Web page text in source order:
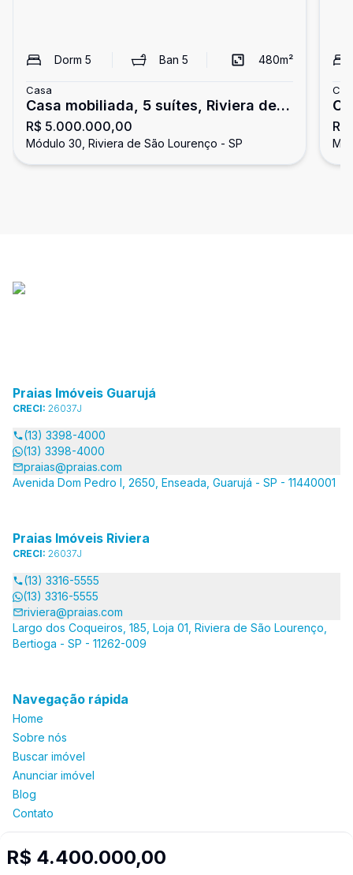
Dorm 5 Ban5 480m²
Casa
Casa mobiliada, 5 suítes, Riviera de
São Lourenço
R$ 5.000.000,00
Módulo 30, Riviera de São Lourenço - SP
R$ 4.400.000,00
Praias Imóveis Guarujá
CRECI: 26037J
(13) 3398-4000
(13) 3398-4000
praias@praias.com
Avenida Dom Pedro I, 2650, Enseada, Guarujá - SP - 11440001
Praias Imóveis Riviera
CRECI: 26037J
(13) 3316-5555
(13) 3316-5555
riviera@praias.com
Largo dos Coqueiros, 185, Loja 01, Riviera de São Lourenço,
Bertioga - SP - 11262-009
Navegação rápida
Home
Sobre nós
Buscar imóvel
Anunciar imóvel
Blog
Contato